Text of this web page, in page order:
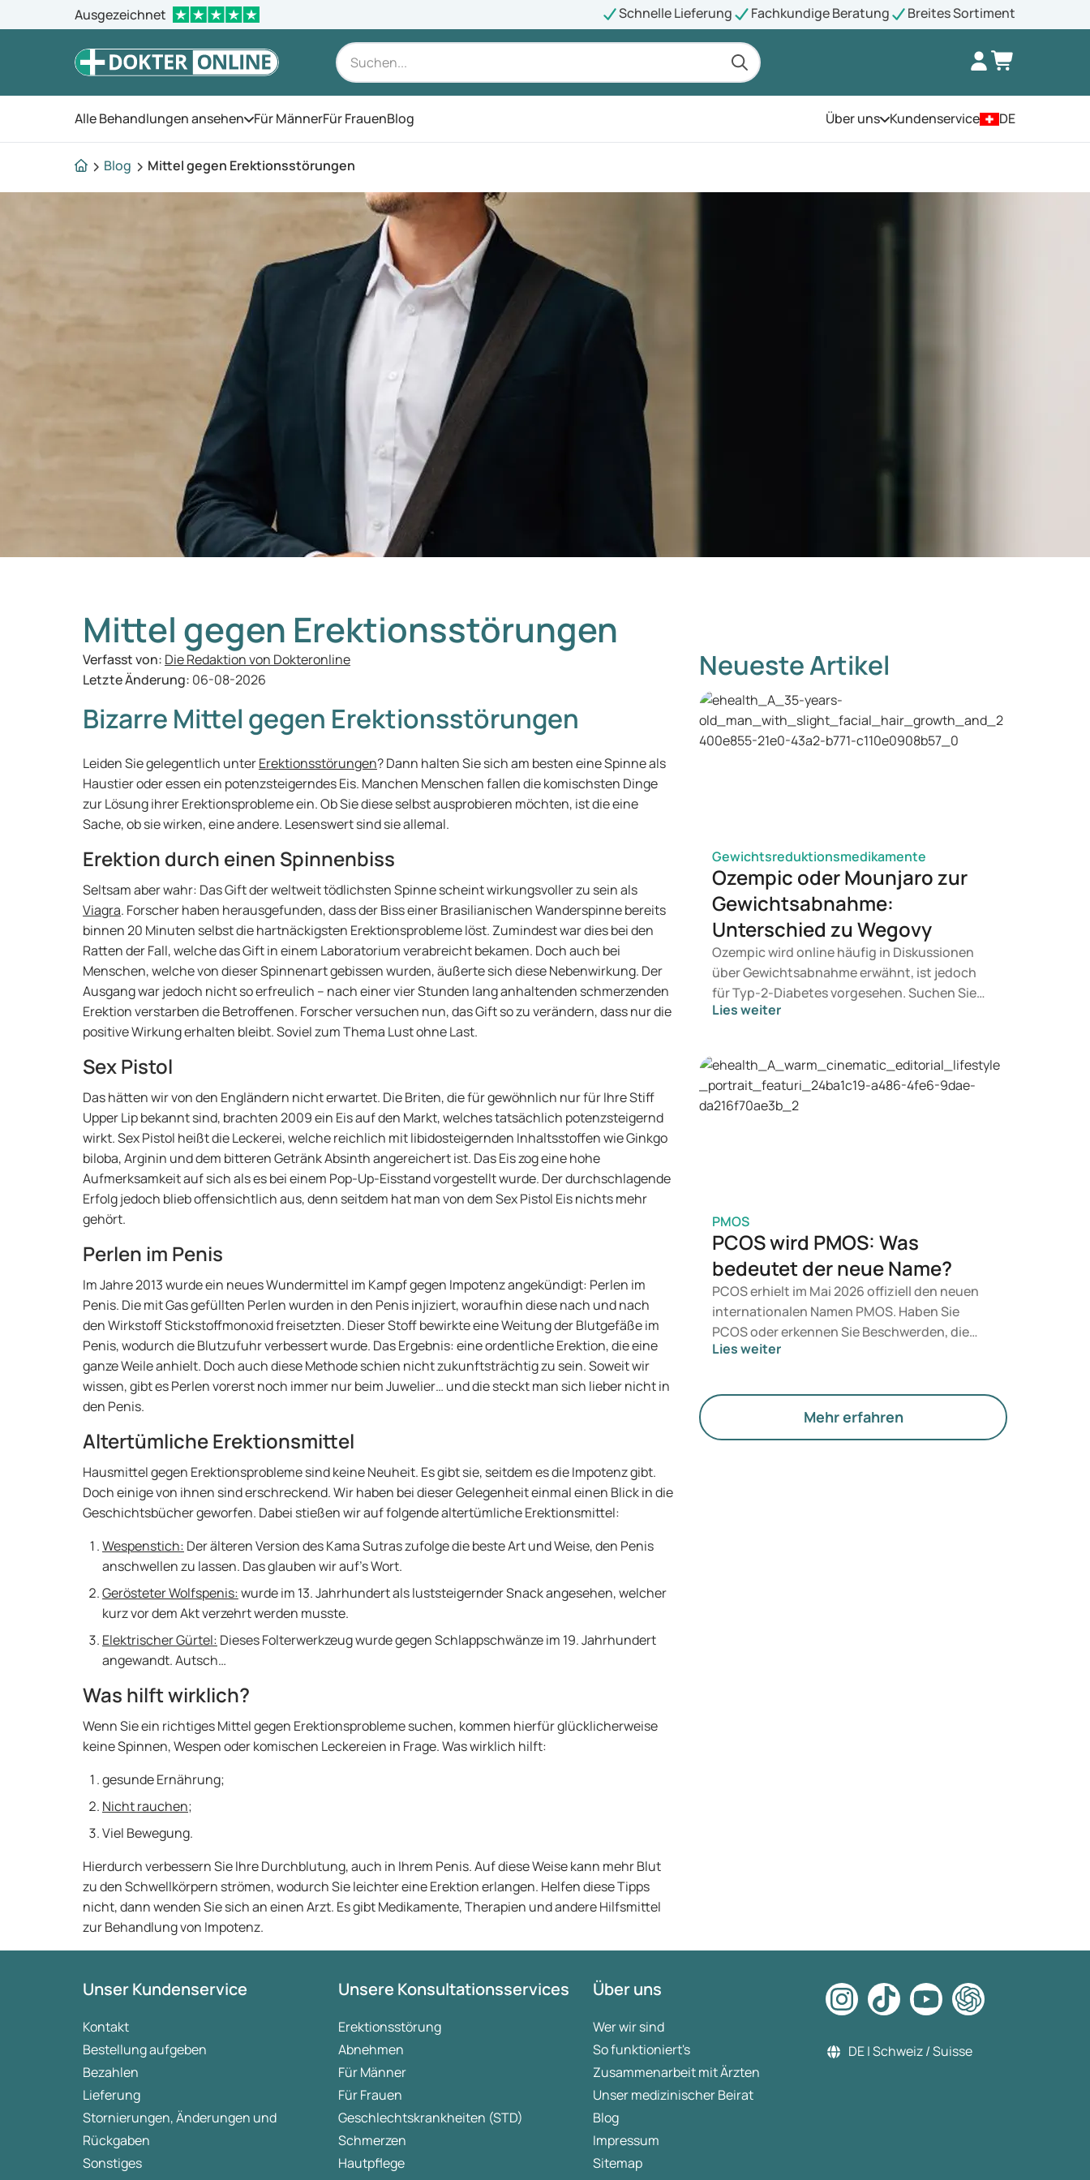
Ausgezeichnet Schnelle Lieferung Fachkundige Beratung Breites Sortiment
Alle Behandlungen ansehen Öffnen Sie das Menü
Für MännerFür FrauenBlog Über unsÖffnen Sie das Menü
Kundenservice DE
Blog Mittel gegen Erektionsstörungen
Mittel gegen Erektionsstörungen
Verfasst von: Die Redaktion von Dokteronline
Letzte Änderung: 06-08-2026
Bizarre Mittel gegen Erektionsstörungen
Leiden Sie gelegentlich unterErektionsstörungen? Dann halten Sie sich am besten eine Spinne als
Haustier oder essen ein potenzsteigerndes Eis. Manchen Menschen fallen die komischsten Dinge
zur Lösung ihrer Erektionsprobleme ein. Ob Sie diese selbst ausprobieren möchten, ist die eine
Sache, ob sie wirken, eine andere. Lesenswert sind sie allemal.
Erektion durch einen Spinnenbiss
Seltsam aber wahr: Das Gift der weltweit tödlichsten Spinne scheint wirkungsvoller zu sein als
Viagra. Forscher haben herausgefunden, dass der Biss einer Brasilianischen Wanderspinne bereits
binnen 20 Minuten selbst die hartnäckigsten Erektionsprobleme löst. Zumindest war dies bei den
Ratten der Fall, welche das Gift in einem Laboratorium verabreicht bekamen. Doch auch bei
Menschen, welche von dieser Spinnenart gebissen wurden, äußerte sich diese Nebenwirkung. Der
Ausgang war jedoch nicht so erfreulich – nach einer vier Stunden lang anhaltenden schmerzenden
Erektion verstarben die Betroffenen. Forscher versuchen nun, das Gift so zu verändern, dass nur die
positive Wirkung erhalten bleibt. Soviel zum Thema Lust ohne Last.
Sex Pistol
Das hätten wir von den Engländern nicht erwartet. Die Briten, die für gewöhnlich nur für Ihre Stiff
Upper Lip bekannt sind, brachten 2009 ein Eis auf den Markt, welches tatsächlich potenzsteigernd
wirkt. Sex Pistol heißt die Leckerei, welche reichlich mit libidosteigernden Inhaltsstoffen wie Ginkgo
biloba, Arginin und dem bitteren Getränk Absinth angereichert ist. Das Eis zog eine hohe
Aufmerksamkeit auf sich als es bei einem Pop-Up-Eisstand vorgestellt wurde. Der durchschlagende
Erfolg jedoch blieb offensichtlich aus, denn seitdem hat man von dem Sex Pistol Eis nichts mehr
gehört.
Perlen im Penis
Im Jahre 2013 wurde ein neues Wundermittel im Kampf gegen Impotenz angekündigt: Perlen im
Penis. Die mit Gas gefüllten Perlen wurden in den Penis injiziert, woraufhin diese nach und nach
den Wirkstoff Stickstoffmonoxid freisetzten. Dieser Stoff bewirkte eine Weitung der Blutgefäße im
Penis, wodurch die Blutzufuhr verbessert wurde. Das Ergebnis: eine ordentliche Erektion, die eine
ganze Weile anhielt. Doch auch diese Methode schien nicht zukunftsträchtig zu sein. Soweit wir
wissen, gibt es Perlen vorerst noch immer nur beim Juwelier… und die steckt man sich lieber nicht in
den Penis.
Altertümliche Erektionsmittel
Hausmittel gegen Erektionsprobleme sind keine Neuheit. Es gibt sie, seitdem es die Impotenz gibt.
Doch einige von ihnen sind erschreckend. Wir haben bei dieser Gelegenheit einmal einen Blick in die
Geschichtsbücher geworfen. Dabei stießen wir auf folgende altertümliche Erektionsmittel:
Wespenstich: Der älteren Version des Kama Sutras zufolge die beste Art und Weise, den Penis
anschwellen zu lassen. Das glauben wir auf’s Wort.
Gerösteter Wolfspenis:wurde im 13. Jahrhundert als luststeigernder Snack angesehen, welcher
kurz vor dem Akt verzehrt werden musste.
Elektrischer Gürtel: Dieses Folterwerkzeug wurde gegen Schlappschwänze im 19. Jahrhundert
angewandt. Autsch…
Was hilft wirklich?
Wenn Sie ein richtiges Mittel gegen Erektionsprobleme suchen, kommen hierfür glücklicherweise
keine Spinnen, Wespen oder komischen Leckereien in Frage. Was wirklich hilft:
gesunde Ernährung;
Nicht rauchen;
Viel Bewegung.
Hierdurch verbessern Sie Ihre Durchblutung, auch in Ihrem Penis. Auf diese Weise kann mehr Blut
zu den Schwellkörpern strömen, wodurch Sie leichter eine Erektion erlangen. Helfen diese Tipps
nicht, dann wenden Sie sich an einen Arzt. Es gibt Medikamente, Therapien und andere Hilfsmittel
zur Behandlung von Impotenz.
Neueste Artikel
Gewichtsreduktionsmedikamente
Ozempic oder Mounjaro zur
Gewichtsabnahme:
Unterschied zu Wegovy
Ozempic wird online häufig in Diskussionen
über Gewichtsabnahme erwähnt, ist jedoch
für Typ-2-Diabetes vorgesehen. Suchen Sie
eine Behandlung zur Gewichtskontrolle,
entscheidet ein Arzt auf Basis Ihrer
Gesundheit, Ihres BMI und Ihres
Medikamentengebrauchs.
Lies weiter
PMOS
PCOS wird PMOS: Was
bedeutet der neue Name?
PCOS erhielt im Mai 2026 offiziell den neuen
internationalen Namen PMOS. Haben Sie
PCOS oder erkennen Sie Beschwerden, die
dazu passen? Medizinisch ändert sich vorerst
Gewicht auf Hormone, den Stoffwechsel und
die Funktion der Eierstöcke.
Lies weiter
Mehr erfahren
Unser Kundenservice
Kontakt
Bestellung aufgeben
Bezahlen
Lieferung
Stornierungen, Änderungen und
Rückgaben
Sonstiges
Unsere Konsultationsservices
Erektionsstörung
Abnehmen
Für Männer
Für Frauen
Geschlechtskrankheiten (STD)
Schmerzen
Hautpflege
Über uns
Wer wir sind
So funktioniert's
Zusammenarbeit mit Ärzten
Unser medizinischer Beirat
Blog
Impressum
Sitemap
DE | Schweiz / Suisse